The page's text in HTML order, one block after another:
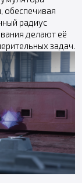
обеспечивая
радиус
делают её
задач.